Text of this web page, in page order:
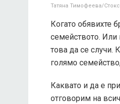
Татяна Тимофеева/
Когато обявихте
семейството. Или
това да се случи.
голямо
Каквато и да е
отговорим на